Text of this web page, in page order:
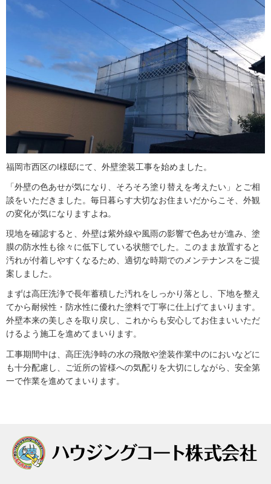
福岡市西区のI様邸にて、外壁塗装工事を始めました。
「外壁の色あせが気になり、そろそろ塗り替えを考えたい」とご相
談をいただきました。毎日暮らす大切なお住まいだからこそ、外観
の変化が気になりますよね。
現地を確認すると、外壁は紫外線や風雨の影響で色あせが進み、塗
膜の防水性も徐々に低下している状態でした。このまま放置すると
汚れが付着しやすくなるため、適切な時期でのメンテナンスをご提
案しました。
まずは高圧洗浄で長年蓄積した汚れをしっかり落とし、下地を整え
てから耐候性・防水性に優れた塗料で丁寧に仕上げてまいります。
外壁本来の美しさを取り戻し、これからも安心してお住まいいただ
けるよう施工を進めてまいります。
工事期間中は、高圧洗浄時の水の飛散や塗装作業中のにおいなどに
も十分配慮し、ご近所の皆様への気配りを大切にしながら、安全第
一で作業を進めてまいります。